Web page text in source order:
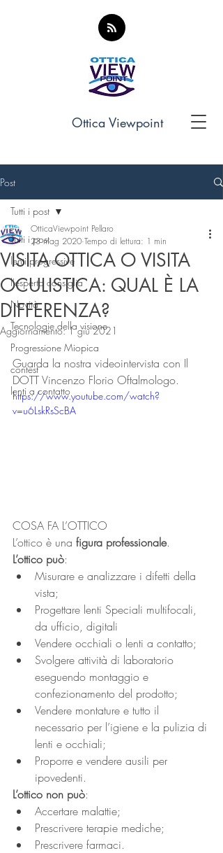
Ottica Viewpoint
Post
Tutti i post
lenti progressive
l'esperto consiglia
Novità
Tecnologie della visione
Progressione Miopica
contest
lenti a contatto
Tutti i post
VISITA OTTICA O VISITA
OCULISTICA: QUAL È LA
DIFFERENZA?
OtticaViewpoint Pellaro
23 mag 2020 Tempo di lettura: 1 min
Aggiornamento:1 giu 2021
Guarda la nostra videointervista con Il
DOTT Vincenzo Florio Oftalmologo.
https://www.youtube.com/watch?
v=u6LskRsScBA
COSA FA L’OTTICO
L’ottico è una figura professionale.
L’ottico può:
Misurare e analizzare i difetti della
vista;
Progettare lenti Speciali multifocali,
da ufficio, digitali
Vendere occhiali o lenti a contatto;
Svolgere attività di laboratorio
eseguendo montaggio e
confezionamento del prodotto;
Vendere montature e tutto il
necessario per l’igiene e la pulizia di
lenti e occhiali;
Proporre e vendere ausili per
ipovedenti.
L’ottico non può:
Accertare malattie;
Prescrivere terapie mediche;
Prescrivere farmaci.